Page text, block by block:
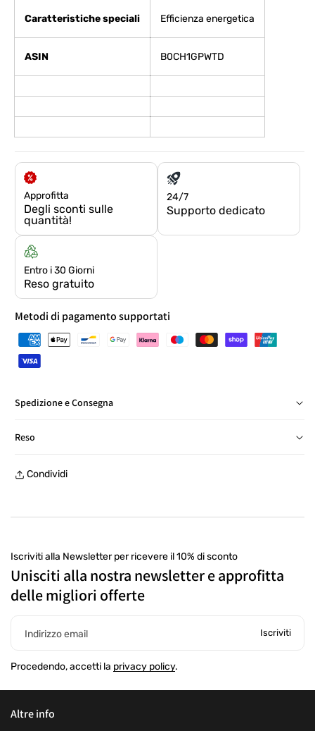
Caratteristiche speciali ‎Efficienza energetica
ASIN B0CH1GPWTD
Approfitta
Degli sconti sulle
quantità!
24/7
Supporto dedicato
Entro i 30 Giorni
Reso gratuito
Metodi di pagamento supportati
Spedizione e Consegna
Reso
un punto di ritiro
Condividi
Iscriviti alla Newsletter per ricevere il 10% di sconto
Unisciti alla nostra newsletter e approfitta
delle migliori offerte
Indirizzo email Iscriviti
Procedendo, accetti la privacy policy.
Altre info